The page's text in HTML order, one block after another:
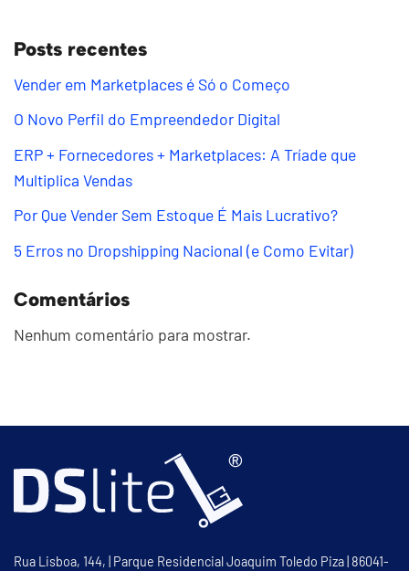
Posts recentes
Vender em Marketplaces é Só o Começo
O Novo Perfil do Empreendedor Digital
ERP + Fornecedores + Marketplaces: A Tríade que
Multiplica Vendas
Por Que Vender Sem Estoque É Mais Lucrativo?
5 Erros no Dropshipping Nacional (e Como Evitar)
Comentários
Nenhum comentário para mostrar.
Rua Lisboa, 144, | Parque Residencial Joaquim Toledo Piza | 86041-